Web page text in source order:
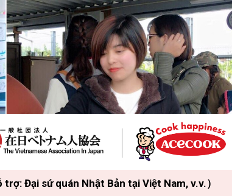
Đại sứ quán Nhật Bản tại Việt Nam, v.v.）